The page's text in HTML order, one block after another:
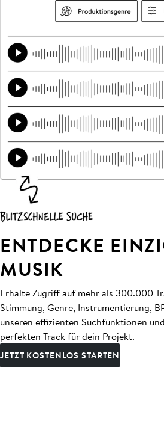
ENTDECKE
MUSIK
Erhalte Zugriff auf mehr als 300.000
Stimmung, Genre, Instrumentierung,
unseren effizienten Suchfunktionen
perfekten Track für dein Projekt.
JETZT KOSTENLOS STARTEN